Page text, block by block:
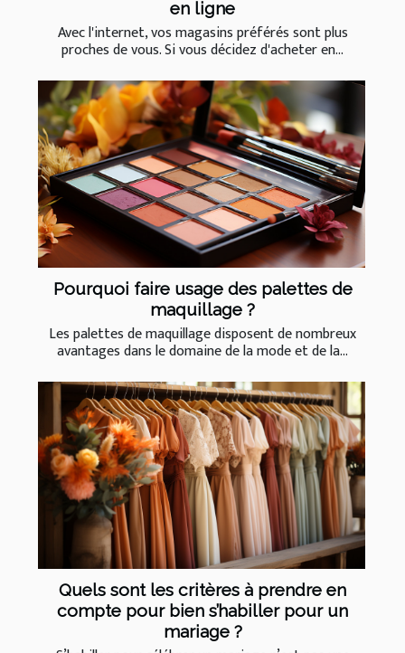
en ligne
Avec l'internet, vos magasins préférés sont plus
proches de vous. Si vous décidez d'acheter en...
Pourquoi faire usage des palettes de
maquillage ?
Les palettes de maquillage disposent de nombreux
avantages dans le domaine de la mode et de la...
Quels sont les critères à prendre en
compte pour bien s’habiller pour un
mariage ?